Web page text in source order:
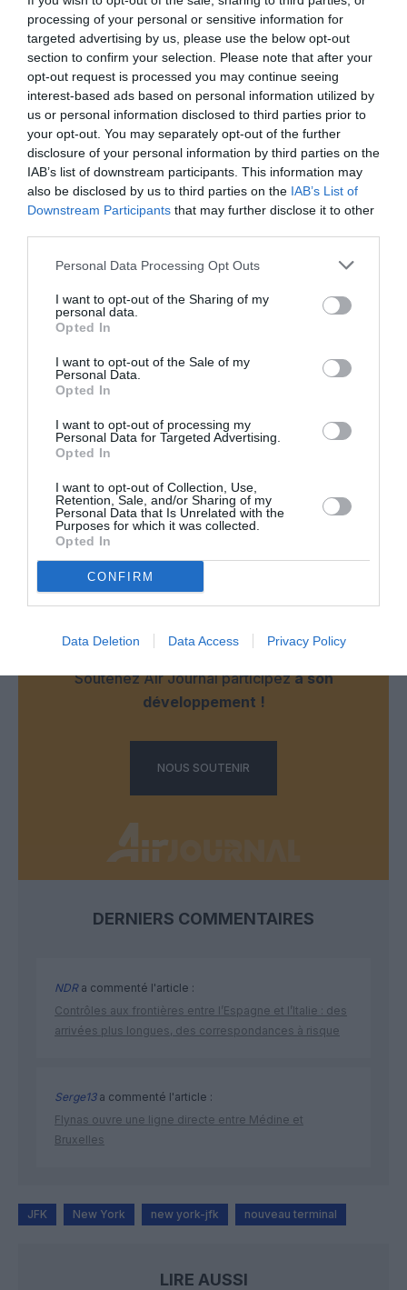
processing of your personal or sensitive information for
targeted advertising by us, please use the below opt-out
section to confirm your selection. Please note that after your
opt-out request is processed you may continue seeing
interest-based ads based on personal information utilized by
us or personal information disclosed to third parties prior to
your opt-out. You may separately opt-out of the further
disclosure of your personal information by third parties on the
IAB’s list of downstream participants. This information may
also be disclosed by us to third parties on the IAB’s List of
Downstream Participants that may further disclose it to other
Personal Data Processing Opt Outs
I want to opt-out of the Sharing of my
personal data.
Opted In
I want to opt-out of the Sale of my
Personal Data.
Opted In
I want to opt-out of processing my
Personal Data for Targeted Advertising.
Opted In
I want to opt-out of Collection, Use,
Retention, Sale, and/or Sharing of my
Personal Data that Is Unrelated with the
Purposes for which it was collected.
Opted In
CONFIRM
Data Deletion Data Access Privacy Policy
NOUS SOUTENIR
PARTAGER L'ARTICLE
COMMENTAIRE(S)
Sébastiena commenté :
24 octobre 2025 - 10 h 41
Hâte de découvrir ce nouveau Terminal de l’aéroport de JFK.
LAISSER UN COMMENTAIRE
FAIRE UN DON
Appel aux lecteurs !
Soutenez Air Journal participezà son
développement !
NOUS SOUTENIR
DERNIERS COMMENTAIRES
NDRa commenté l'article :
Contrôles aux frontières entre l’Espagne et l’Italie : des
arrivées plus longues, des correspondances à risque
Serge13a commenté l'article :
Flynas ouvre une ligne directe entre Médine et
Bruxelles
JFK New York new york-jfk nouveau terminal
LIRE AUSSI